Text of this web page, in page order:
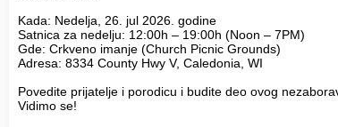
Kada: Nedelja, 26. jul 2026. godine
Satnica za nedelju: 12:00h – 19:00h (Noon – 7PM)
Gde: Crkveno imanje (Church Picnic Grounds)
Adresa: 8334 County Hwy V, Caledonia, WI
Povedite prijatelje i porodicu i budite deo ovog
Vidimo se!